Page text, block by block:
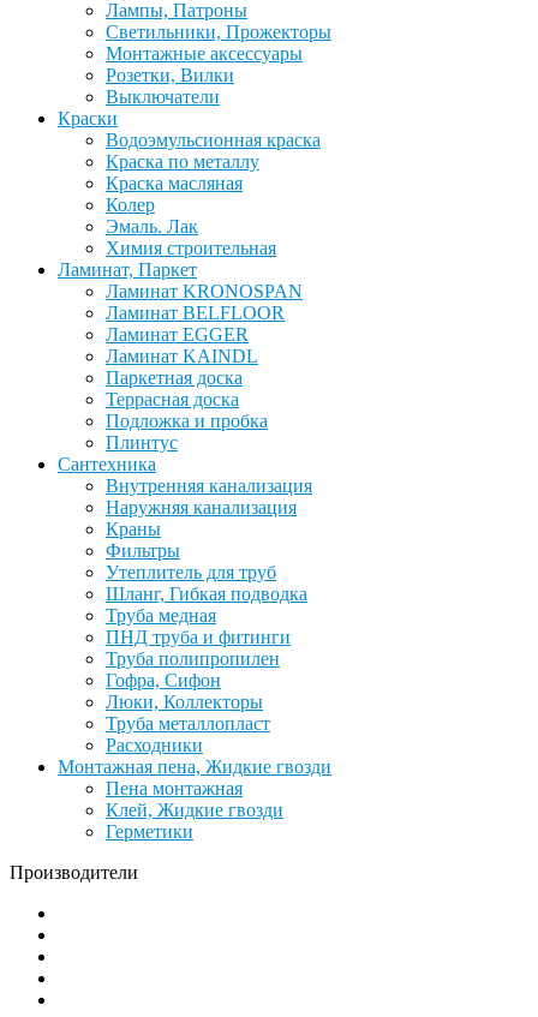
Лампы, Патроны
Светильники, Прожекторы
Монтажные аксессуары
Розетки, Вилки
Выключатели
Краски
Водоэмульсионная краска
Краска по металлу
Краска масляная
Колер
Эмаль. Лак
Химия строительная
Ламинат, Паркет
Ламинат KRONOSPAN
Ламинат BELFLOOR
Ламинат EGGER
Ламинат KAINDL
Паркетная доска
Террасная доска
Подложка и пробка
Плинтус
Сантехника
Внутренняя канализация
Наружняя канализация
Краны
Фильтры
Утеплитель для труб
Шланг, Гибкая подводка
Труба медная
ПНД труба и фитинги
Труба полипропилен
Гофра, Сифон
Люки, Коллекторы
Труба металлопласт
Расходники
Монтажная пена, Жидкие гвозди
Пена монтажная
Клей, Жидкие гвозди
Герметики
Производители